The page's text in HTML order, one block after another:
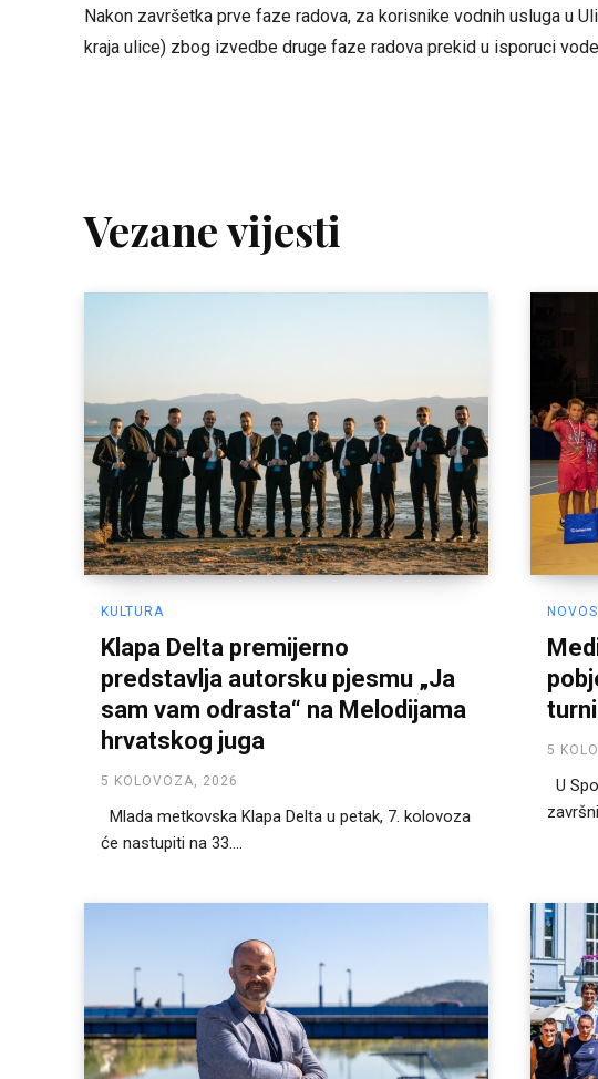
Nakon završetka prve faze radova, za korisnike vodnih usluga u
kraja ulice) zbog izvedbe druge faze radova prekid u isporuci
Vezane vijesti
KULTURA
Klapa Delta premijerno
predstavlja autorsku pjesmu „Ja
sam vam odrasta“ na Melodijama
hrvatskog juga
5 KOLOVOZA, 2026
Mlada metkovska Klapa Delta u petak, 7. kolovoza
će nastupiti na 33....
5
U